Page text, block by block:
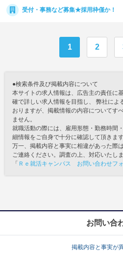
受付・事務など募集★採用枠僅か！
1 2
●検索条件及び掲載内容について
本サイトの求人情報は、広告主の責任に
確で詳しい求人情報を目指し、 弊社によ
おりますが、掲載情報の内容についてす
ません。
就職活動の際には、雇用形態・勤務時間
細情報をご自身で十分に確認して頂きま
万一、掲載内容と事実に相違があった際
ご連絡ください。調査の上、対応いたしま
「 Ｒｅ就活キャンパス お問い合わせフ
お問い合
掲載内容と事実が